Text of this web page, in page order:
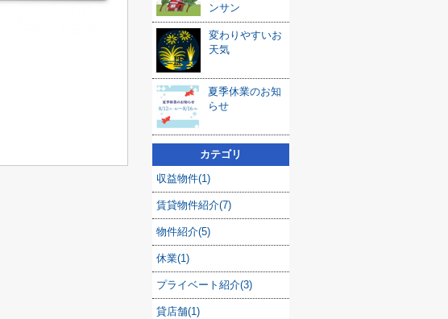
ンサン
変わりやすいお
天気
夏季休業のお知
らせ
カテゴリ
収益物件(1)
賃貸物件紹介(7)
物件紹介(5)
休業(1)
プライベート紹介(3)
貸店舗(1)